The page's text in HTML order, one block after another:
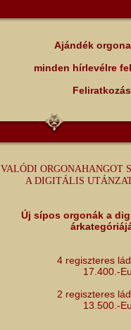
Ajándék
minden hírlevélre
Feliratkozás
VALÓDI ORGONAHANGOT
A DIGITÁLIS
Új sípos orgonák a
4 regiszteres
17.400.-
2 regiszteres
13.500.-